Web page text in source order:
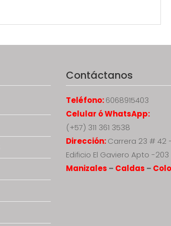
Contáctanos
Teléfono:6068915403
Celular ó WhatsApp:
(+57) 311 361 3538
Dirección:Carrera 23 # 42
Edificio El Gaviero Apto -203
Manizales – Caldas –